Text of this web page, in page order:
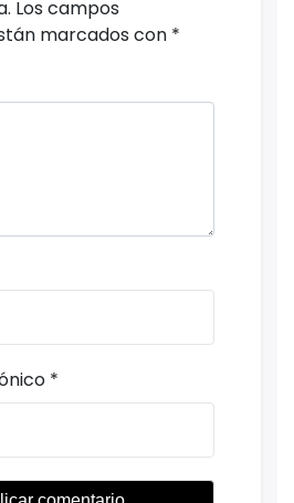
Los campos
marcados con *
*